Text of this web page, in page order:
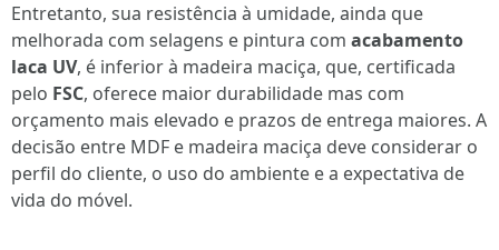
Entretanto, sua resistência à umidade, ainda que
melhorada com selagens e pintura com acabamento
laca UV, é inferior à madeira maciça, que, certificada
pelo FSC, oferece maior durabilidade mas com
orçamento mais elevado e prazos de entrega maiores. A
decisão entre MDF e madeira maciça deve considerar o
perfil do cliente, o uso do ambiente e a expectativa de
vida do móvel.